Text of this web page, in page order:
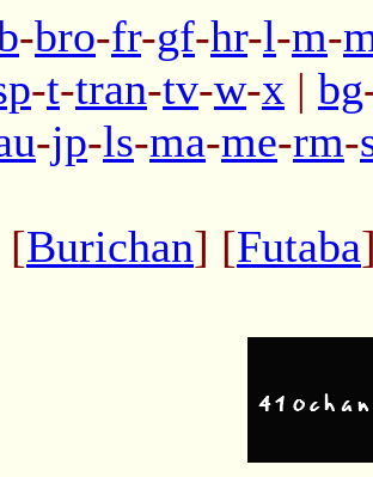
-bro-fr-gf-hr-l-m-
-t-tran-tv-w-x | bg
-jp-ls-ma-me-rm-
[Burichan] [Futaba